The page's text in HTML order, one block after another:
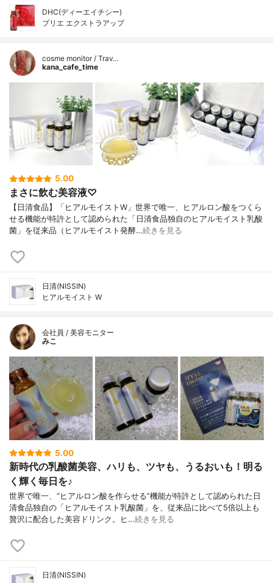
DHC(ディーエイチシー)
ブリエ エクストラアップ
cosme monitor / Trav…
kana_cafe_time
5.00
まさに飲む美容液♡
【日清食品】「ヒアルモイストW」世界で唯一、ヒアルロン酸をつくら
せる機能が特許として認められた「日清食品独自のヒアルモイスト乳酸
菌」を従来品（ヒアルモイスト発酵…続きを見る
日清(NISSIN)
ヒアルモイスト W
会社員 / 美容モニター
みこ
5.00
新時代の乳酸菌美容、ハリも、ツヤも、うるおいも！明る
く輝く毎日を♪
世界で唯一、“ヒアルロン酸を作らせる”機能が特許として認められた日
清食品独自の「ヒアルモイスト乳酸菌」を、従来品に比べて5倍以上も
贅沢に配合した美容ドリンク。ヒ…続きを見る
日清(NISSIN)